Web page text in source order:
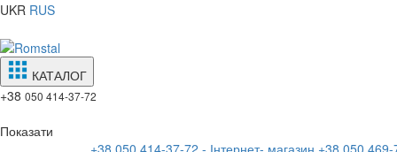
UKR RUS
КАТАЛОГ
+38 050 414-37-72
Показати
+38 050 414-37-72 - Інтернет- магазин +38 050